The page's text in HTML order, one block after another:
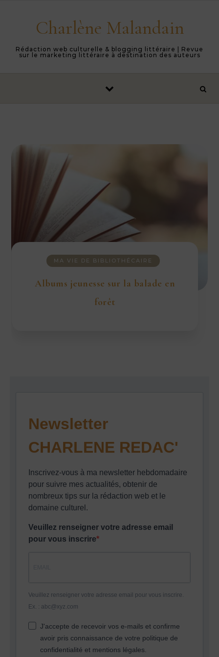
Charlène Malandain
Rédaction web culturelle & blogging littéraire | Revue
sur le marketing littéraire à destination des auteurs
MA VIE DE BIBLIOTHÉCAIRE
Albums jeunesse sur la balade en
forêt
Newsletter
CHARLENE REDAC'
Inscrivez-vous à ma newsletter hebdomadaire
pour suivre mes actualités, obtenir de
nombreux tips sur la rédaction web et le
domaine culturel.
Veuillez renseigner votre adresse email
pour vous inscrire
Veuillez renseigner votre adresse email pour vous inscrire.
Ex. : abc@xyz.com
J'accepte de recevoir vos e-mails et confirme
avoir pris connaissance de votre politique de
confidentialité et mentions légales.